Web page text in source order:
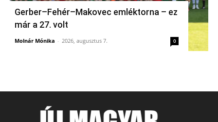
Gerber–Fehér–Makovec emléktorna – ez
már a 27. volt
Molnár Mónika - 2026, augusztus 7. 0